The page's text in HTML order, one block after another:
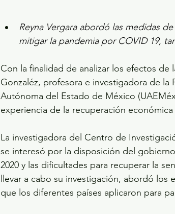
Reyna Vergara abordó las medidas
mitigar la pandemia por COVID 19,
Con la finalidad de analizar los efectos de
Gonzaléz, profesora e investigadora de la
Autónoma del Estado de México
experiencia de la recuperación
La investigadora del Centro de
se interesó por la disposición del
2020 y las dificultades para recuperar la
llevar a cabo su investigación, abordó
que los diferentes países aplicaron para